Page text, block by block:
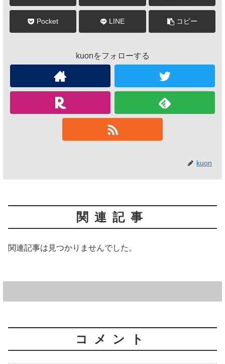
Pocket LINE コピー
kuonをフォローする
kuon
関連記事
関連記事は見つかりませんでした。
コメント